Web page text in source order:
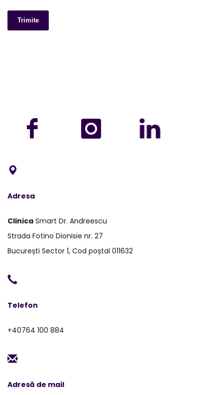
Trimite
Adresa
Clinica Smart Dr. Andreescu
Strada Fotino Dionisie nr. 27
București Sector 1, Cod poștal 011632
Telefon
+40764 100 884
Adresă de mail